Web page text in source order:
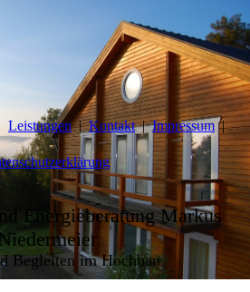
Leistungen Kontakt Impressum
Energieberatung Markus
Begleiten im Hochbau